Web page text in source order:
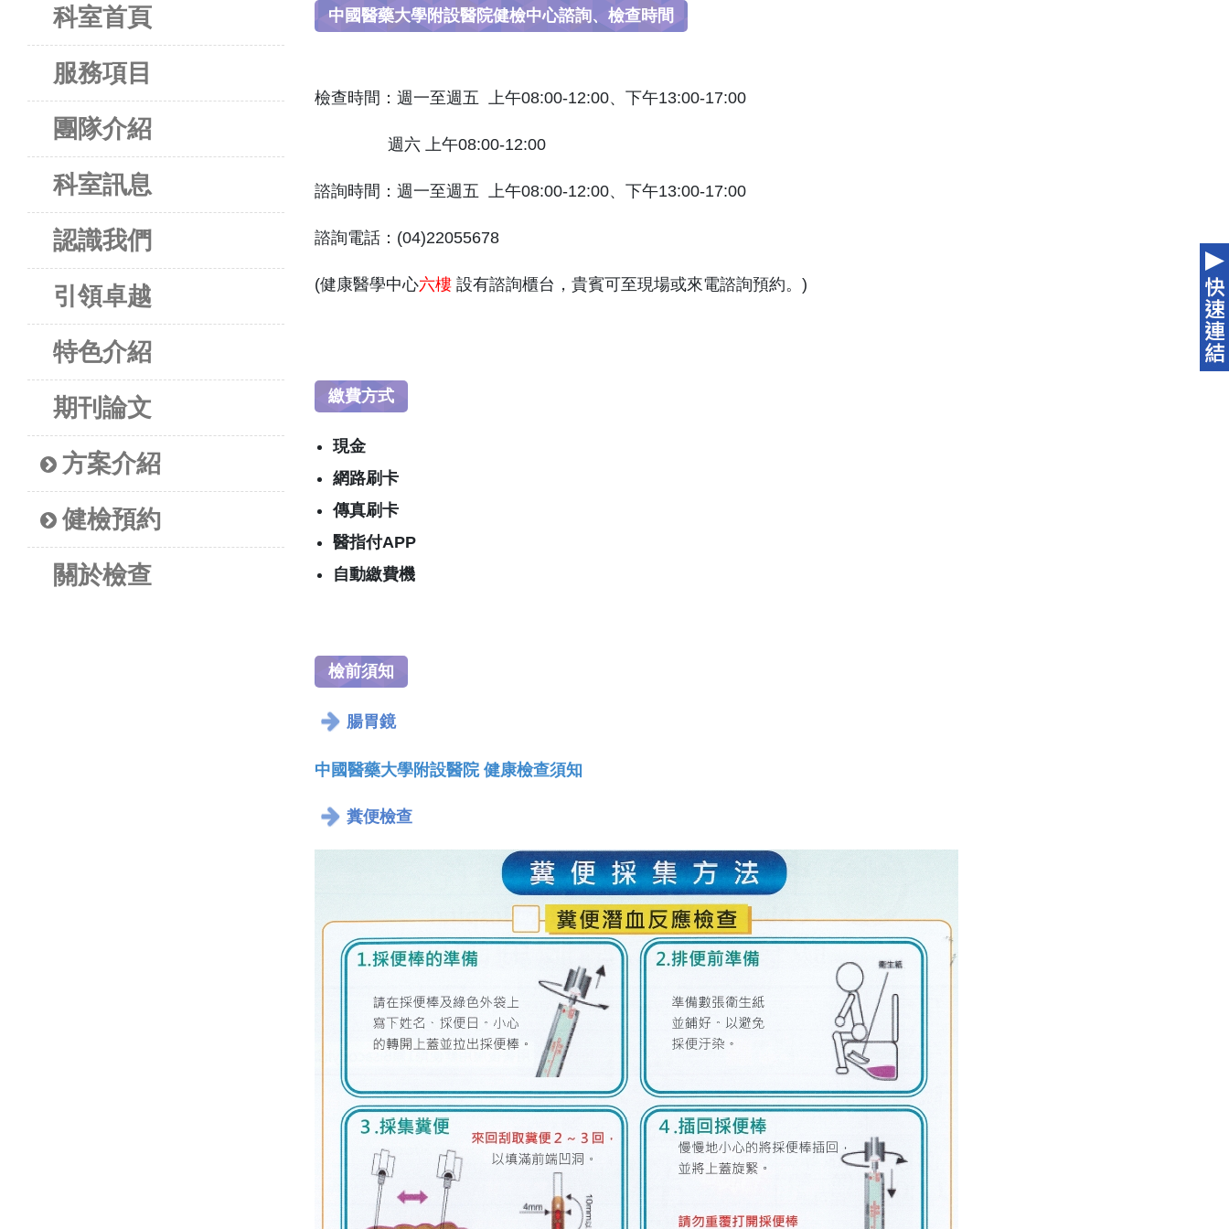
科室首頁
服務項目
團隊介紹
科室訊息
認識我們
引領卓越
特色介紹
期刊論文
方案介紹
健檢預約
關於檢查
中國醫藥大學附設醫院健檢中心諮詢、檢查時間
檢查時間： 週一至週五 上午08:00-12:00、下午13:00-17:00
週六 上午08:00-12:00
諮詢時間：週一至週五 上午08:00-12:00、下午13:00-17:00
諮詢電話：(04)22055678
(健康醫學中心六樓 設有諮詢櫃台，貴賓可至現場或來電諮詢預約。)
繳費方式
現金
網路刷卡
傳真刷卡
醫指付APP
自動繳費機
檢前須知
腸胃鏡
中國醫藥大學附設醫院 健康檢查須知
糞便檢查